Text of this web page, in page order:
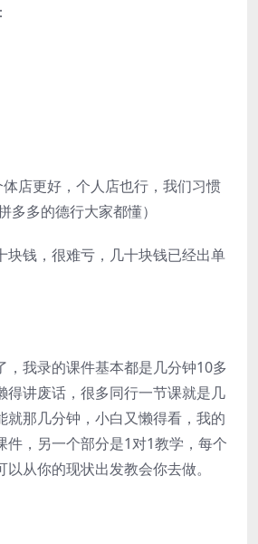
店更好，个人店也行，我们习惯
多多的德行大家都懂）
块钱，很难亏，几十块钱已经出单
，我录的课件基本都是几分钟10多
得讲废话，很多同行一节课就是几
就那几分钟，小白又懒得看，我的
件，另一个部分是1对1教学，每个
从你的现状出发教会你去做。